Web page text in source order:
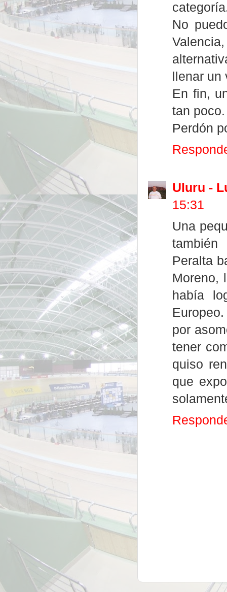
No
llenar
En fin,
tan poco.
Perdón
Uluru -
15:31
Una
también
Peralta
Moreno,
había
por
tener
quiso
que